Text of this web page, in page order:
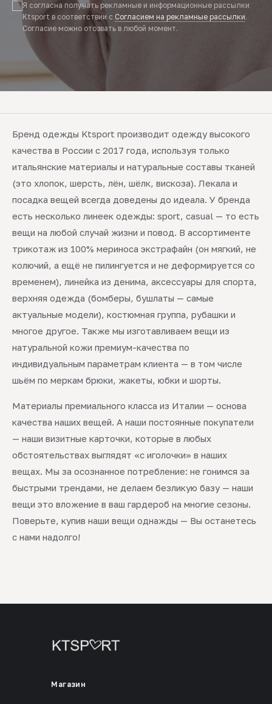
Я согласна получать рекламные и информационные рассылки
Ktsport в соответствии с Согласием на рекламные рассылки.
Согласие можно отозвать в любой момент.
Бренд одежды Ktsport производит одежду высокого
качества в России с 2017 года, используя только
итальянские материалы и натуральные составы тканей
(это хлопок, шерсть, лён, шёлк, вискоза). Лекала и
посадка вещей всегда доведены до идеала. У бренда
есть несколько линеек одежды: sport, casual — то есть
вещи на любой случай жизни и повод. В ассортименте
трикотаж из 100% мериноса экстрафайн (он мягкий, не
колючий, а ещё не пилингуется и не деформируется со
временем), линейка из денима, аксессуары для спорта,
верхняя одежда (бомберы, бушлаты — самые
актуальные модели), костюмная группа, рубашки и
многое другое. Также мы изготавливаем вещи из
натуральной кожи премиум-качества по
индивидуальным параметрам клиента — в том числе
шьём по меркам брюки, жакеты, юбки и шорты.
Материалы премиального класса из Италии — основа
качества наших вещей. А наши постоянные покупатели
— наши визитные карточки, которые в любых
обстоятельствах выглядят «с иголочки» в наших
вещах. Мы за осознанное потребление: не гонимся за
быстрыми трендами, не делаем безликую базу — наши
вещи это вложение в ваш гардероб на многие сезоны.
Поверьте, купив наши вещи однажды — Вы останетесь
с нами надолго!
Магазин